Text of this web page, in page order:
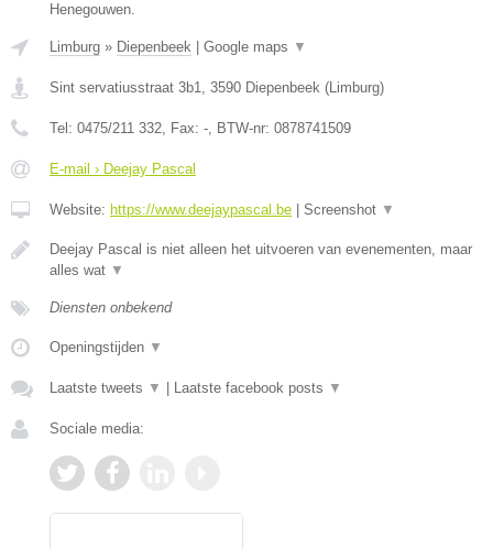
Henegouwen.
Limburg » Diepenbeek | Google maps ▼
Sint servatiusstraat 3b1 3590 Diepenbeek (Limburg)
Tel: 0475/211 332 , Fax: - , BTW-nr: 0878741509
E-mail › Deejay Pascal
Website: https://www.deejaypascal.be | Screenshot ▼
Deejay Pascal is niet alleen het uitvoeren van evenementen, maar
alles wat ▼
Diensten onbekend
Openingstijden ▼
Laatste tweets ▼ | Laatste facebook posts ▼
Sociale media: